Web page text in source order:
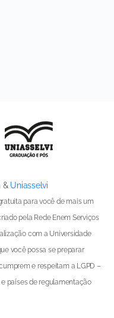
& Uniasselvi
para você de mais um
pela Rede Enem Serviços
com a Universidade
você possa se preparar
e respeitam a LGPD –
países de regulamentação